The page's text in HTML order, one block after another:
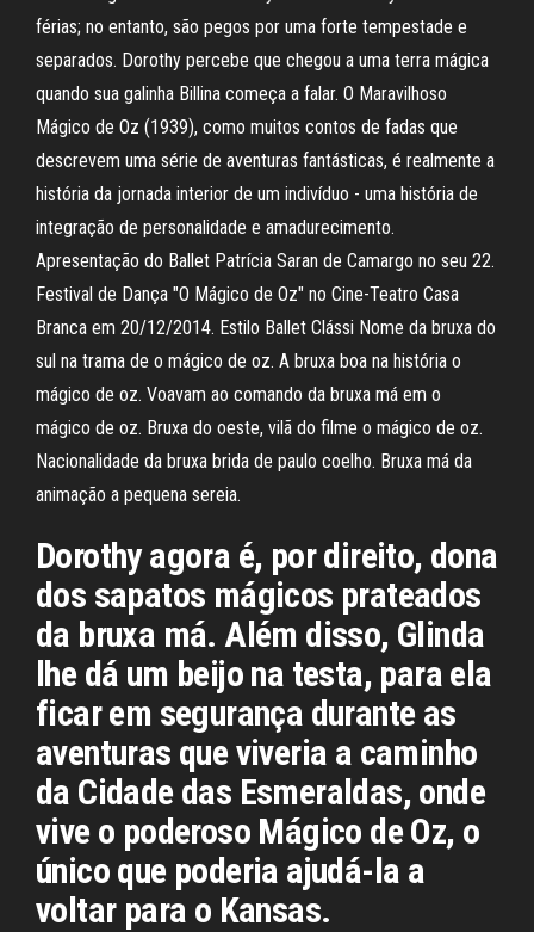
férias; no entanto, são pegos por uma forte tempestade e
separados. Dorothy percebe que chegou a uma terra mágica
quando sua galinha Billina começa a falar. O Maravilhoso
Mágico de Oz (1939), como muitos contos de fadas que
descrevem uma série de aventuras fantásticas, é realmente a
história da jornada interior de um indivíduo - uma história de
integração de personalidade e amadurecimento.
Apresentação do Ballet Patrícia Saran de Camargo no seu 22.
Festival de Dança "O Mágico de Oz" no Cine-Teatro Casa
Branca em 20/12/2014. Estilo Ballet Clássi Nome da bruxa do
sul na trama de o mágico de oz. A bruxa boa na história o
mágico de oz. Voavam ao comando da bruxa má em o
mágico de oz. Bruxa do oeste, vilã do filme o mágico de oz.
Nacionalidade da bruxa brida de paulo coelho. Bruxa má da
animação a pequena sereia.
Dorothy agora é, por direito, dona
dos sapatos mágicos prateados
da bruxa má. Além disso, Glinda
lhe dá um beijo na testa, para ela
ficar em segurança durante as
aventuras que viveria a caminho
da Cidade das Esmeraldas, onde
vive o poderoso Mágico de Oz, o
único que poderia ajudá-la a
voltar para o Kansas.